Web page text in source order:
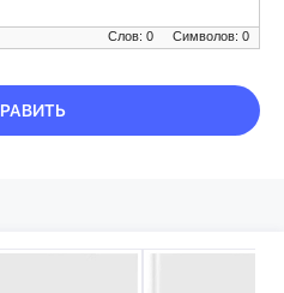
Символов: 0
Слов: 0